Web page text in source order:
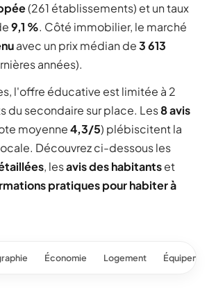
(261 établissements) et un taux
9,1 %. Côté immobilier, le marché
avec un prix médian de3 613
années).
l'offre éducative est limitée à 2
du secondaire sur place. Les8 avis
moyenne4,3/5) plébiscitent la
Découvrez ci-dessous les
, lesavis des habitantset
pratiques pour habiter à
Économie Logement